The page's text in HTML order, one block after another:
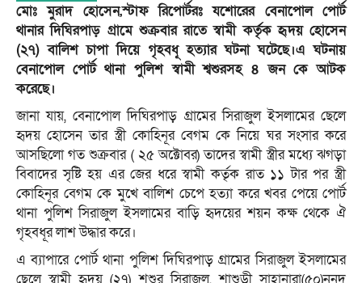
মোঃ মুরাদ হোসেন,স্টাফ রিপোর্টরঃ যশোরের বেনাপোল পোর্ট
থানার দিঘিরপাড় গ্রামে শুক্রবার রাতে স্বামী কর্তৃক হৃদয় হোসেন
(২৭) বালিশ চাপা দিয়ে গৃহবধূ হত্যার ঘটনা ঘটেছে।এ ঘটনায়
বেনাপোল পোর্ট থানা পুলিশ স্বামী শ্বশুরসহ ৪ জন কে আটক
করেছে।
জানা যায়, বেনাপোল দিঘিরপাড় গ্রামের সিরাজুল ইসলামের ছেলে
হৃদয় হোসেন তার স্ত্রী কোহিনূর বেগম কে নিয়ে ঘর সংসার করে
আসছিলো গত শুক্রবার ( ২৫ অক্টোবর) তাদের স্বামী স্ত্রীর মধ্যে ঝগড়া
বিবাদের সৃষ্টি হয় এর জের ধরে স্বামী কর্তৃক রাত ১১ টার পর স্ত্রী
কোহিনূর বেগম কে মুখে বালিশ চেপে হত্যা করে খবর পেয়ে পোর্ট
থানা পুলিশ সিরাজুল ইসলামের বাড়ি হৃদয়ের শয়ন কক্ষ থেকে ঐ
গৃহবধূর লাশ উদ্ধার করে।
এ ব্যাপারে পোর্ট থানা পুলিশ দিঘিরপাড় গ্রামের সিরাজুল ইসলামের
ছেলে স্বামী হৃদয় (২৭) শশুর সিরাজুল, শাশুড়ী সাহানারা(৫০)ননদ